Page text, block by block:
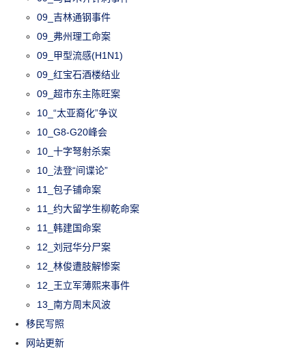
09_吉林通钢事件
09_弗州理工命案
09_甲型流感(H1N1)
09_红宝石酒楼结业
09_超市东主陈旺案
10_“太亚裔化”争议
10_G8-G20峰会
10_十字弩射杀案
10_法登“间谍论”
11_包子铺命案
11_约大留学生柳乾命案
11_韩建国命案
12_刘冠华分尸案
12_林俊遭肢解惨案
12_王立军薄熙来事件
13_南方周末风波
移民写照
网站更新